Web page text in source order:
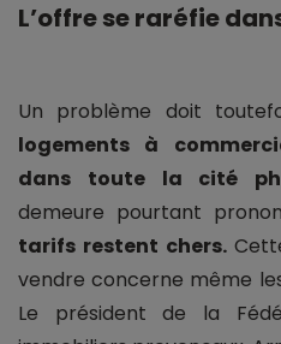
L’offre se raréfie
Un problème doit
logements à
dans toute la cité
demeure pourtant
tarifs restent chers.
vendre concerne même
Le président de la